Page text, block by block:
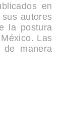
en
autores
la postura
Las
de manera